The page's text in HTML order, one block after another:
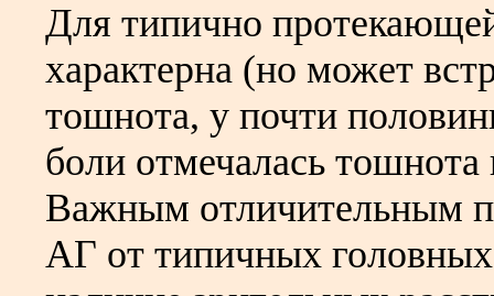
Для типично
характерна (но может
тошнота, у почти
боли отмечалась
Важным отличительным
АГ от типичных